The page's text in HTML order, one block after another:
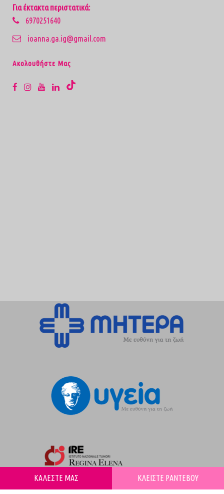
Για έκτακτα περιστατικά:
6970251640
ioanna.ga.ig@gmail.com
Aκολουθήστε Μας
ΚΑΛΕΣΤΕ ΜΑΣ ΚΛΕΙΣΤΕ ΡΑΝΤΕΒΟΥ